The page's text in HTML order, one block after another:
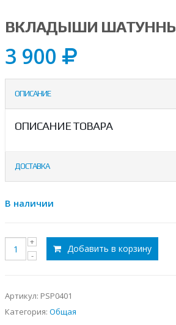
ВКЛАДЫШИ
3 900
ОПИСАНИЕ
ОПИСАНИЕ ТОВАРА
ДОСТАВКА
В наличии
Добавить в корзину
Артикул: PSP0401
Категория: Общая